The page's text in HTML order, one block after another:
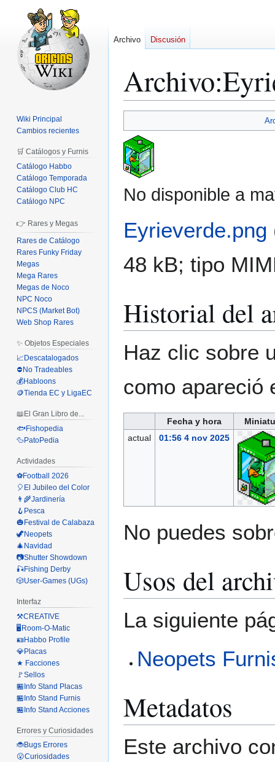
Archivo:
a
la
navegación
a
la
búsqueda
No disponible a
Eyrieverde.png
48 kB; tipo
Historial del
Haz clic sobre
como apareció
Fecha y hora
actual
01:56 4 nov 2025
No puedes
Usos del
La siguiente
Neopets
Metadatos
Este archivo
Archivo Discusión
Wiki Principal
Cambios recientes
🛒 Catálogos y Furnis
Catálogo Habbo
Catálogo Temporada
Catálogo Club HC
Catálogo NPC
👉 Rares y Megas
Rares de Catálogo
Rares Funky Friday
Megas
Mega Rares
Megas de Noco
NPC Noco
NPCS (Market Bot)
Web Shop Rares
✨ Objetos Especiales
📈Descatalogados
⛔No Tradeables
💰Habloons
🪙Tienda EC y LigaEC
📖El Gran Libro de...
🐟Fishopedia
🦆PatoPedia
Actividades
⚽Football 2026
🎈El Jubileo del Color
👨‍🌾Jardinería
🪝Pesca
🎃Festival de Calabaza
🦖Neopets
🎄Navidad
📷Shutter Showdown
🎣Fishing Derby
🎲User-Games (UGs)
Interfaz
⚒️CREATIVE
🖥️Room-O-Matic
🪪Habbo Profile
💎Placas
★ Facciones
🚩Sellos
🏪Info Stand Placas
🏪Info Stand Furnis
🏪Info Stand Acciones
Errores y Curiosidades
🐞Bugs Errores
😮Curiosidades